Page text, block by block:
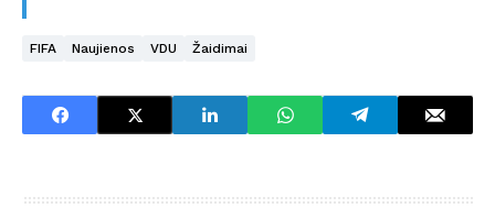
FIFA Naujienos VDU Žaidimai